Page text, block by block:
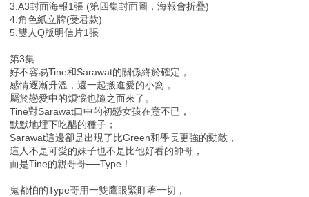
3.A3封面海報1張 (第四集封面圖，海報會折疊)
4.角色紙立牌(受君款)
5.雙人Q版明信片1張
第3集
好不容易Tine和Sarawat的關係終於確定，
感情逐漸升溫，還一起搬進愛的小窩，
屬於戀愛中的煩惱也隨之而來了。
Tine對Sarawat口中的初戀女孩在意不已，
默默地埋下吃醋的種子；
Sarawat這邊卻是出現了比Green和學長更強的勁敵，
這人不是可愛的妹子也不是比他好看的帥哥，
而是Tine的親哥哥──Type！
鬼都怕的Type哥用一雙鷹眼緊盯著一切，